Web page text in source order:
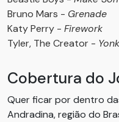
Bruno Mars - Grenade
Katy Perry - Firework
Tyler, The Creator -
Cobertura do
Quer ficar por dentro
Andradina, região do